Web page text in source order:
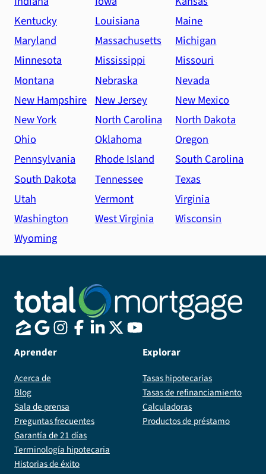
Kentucky
Louisiana
Maine
Maryland
Massachusetts
Michigan
Minnesota
Mississippi
Missouri
Montana
Nebraska
Nevada
New Hampshire New Jersey
New Mexico
New York
North Carolina
North Dakota
Ohio
Oklahoma
Oregon
Pennsylvania
Rhode Island
South Carolina
South Dakota
Tennessee
Texas
Utah
Vermont
Virginia
Washington
West Virginia
Wisconsin
Wyoming
Aprender
Acerca de
Blog
Sala de prensa
Preguntas frecuentes
Garantía de 21 días
Terminología hipotecaria
Historias de éxito
Explorar
Tasas hipotecarias
Tasas de refinanciamiento
Calculadoras
Productos de préstamo